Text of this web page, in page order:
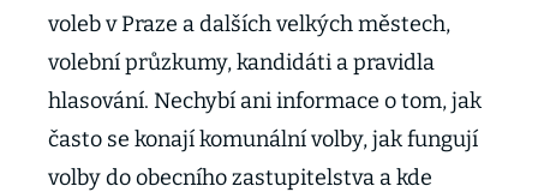
voleb v Praze a dalších velkých městech,
volební průzkumy, kandidáti a pravidla
hlasování. Nechybí ani informace o tom, jak
často se konají komunální volby, jak fungují
volby do obecního zastupitelstva a kde